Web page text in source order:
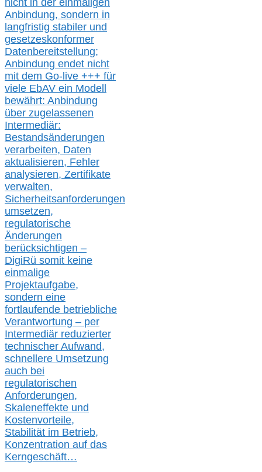
nicht in der einmaligen
Anbindung, sondern in
langfristig stabiler und
gesetzeskonformer
Datenbereitstellung;
Anbindung endet nicht
mit dem Go-live +++ für
viele EbAV ein Modell
bewährt: Anbindung
über zugelassenen
Intermediär:
Bestandsänderungen
verarbeiten, Daten
aktualisieren, Fehler
analysieren, Zertifikate
verwalten,
Sicherheitsanforderungen
umsetzen,
regulatorische
Änderungen
berücksichtigen –
DigiRü somit keine
einmalige
Projektaufgabe,
sondern eine
fortlaufende betriebliche
Verantwortung – per
Intermediär reduzierter
technischer Aufwand,
schnellere Umsetzung
auch bei
regulatorischen
Anforderungen,
Skaleneffekte und
Kostenvorteile,
Stabilität im Betrieb,
Konzentration auf das
Kerngeschäft…